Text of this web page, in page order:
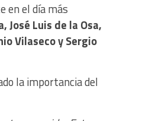
en el día más
José Luis de la Osa,
Vilaseco y Sergio
la importancia del